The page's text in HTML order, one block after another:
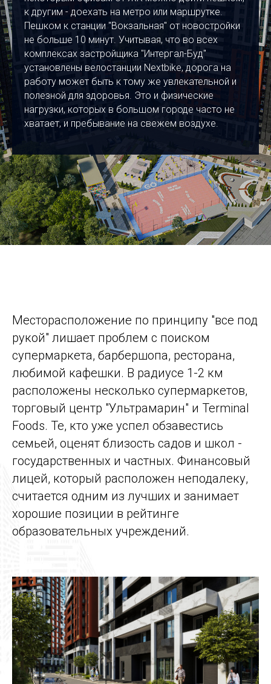
к другим - доехать на метро или маршрутке.
Пешком к станции "Вокзальная" от новостройки
не больше 10 минут. Учитывая, что во всех
комплексах застройщика "Интергал-Буд"
установлены велостанции Nextbike, дорога на
работу может быть к тому же увлекательной и
полезной для здоровья. Это и физические
нагрузки, которых в большом городе часто не
хватает, и пребывание на свежем воздухе.
Месторасположение по принципу "все под
рукой" лишает проблем с поиском
супермаркета, барбершопа, ресторана,
любимой кафешки. В радиусе 1-2 км
расположены несколько супермаркетов,
торговый центр "Ультрамарин" и Terminal
Foods. Те, кто уже успел обзавестись
семьей, оценят близость садов и школ -
государственных и частных. Финансовый
лицей, который расположен неподалеку,
считается одним из лучших и занимает
хорошие позиции в рейтинге
образовательных учреждений.